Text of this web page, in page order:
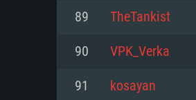
PC
최소사양
최소사양
최소사양
89 TheTankist
90 VPK_Verka
91 kosayan